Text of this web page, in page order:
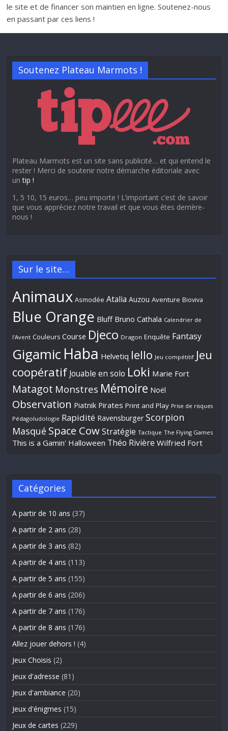
le site et de financer son maintien en ligne. Soutenez-nous
en passant par ces liens !
Soutenez Plateau Marmots !
Plateau Marmots est un site sans publicité… et qui entend le
rester ! Merci de soutenir notre démarche éditoriale avec
untip !
1, 5 10, 15 euros… peu importe ! L’important c’est de savoir
que vous appréciez notre travail et que vous êtes derrière-
nous !
Sur le site…
Animaux Asmodée Atalia Auzou Aventure Bioviva
Blue Orange Bluff Bruno Cathala Calendrier de
l'Avent Couleurs Course Djeco Dragon Enquête Fantasy
Gigamic Haba Helvetiq Iello Jeu compétitif Jeu
coopératif Jouable en solo Loki Marie Fort
Matagot Monstres Mémoire Noël
Observation Piatnik Pirates Print and Play Prise de risques
Pédagoludologie Rapidité Ravensburger Scorpion
Masqué Space Cow Stratégie Tactique The Flying Games
This is a Gamin' Halloween Théo Rivière Wilfried Fort
Catégories
A partir de 10 ans (37)
A partir de 2 ans (28)
A partir de 3 ans (82)
A partir de 4 ans (113)
A partir de 5 ans (155)
A partir de 6 ans (206)
A partir de 7 ans (176)
A partir de 8 ans (176)
Allez jouer dehors ! (4)
Jeux Choisis (2)
Jeux d'adresse (81)
Jeux d'ambiance (20)
Jeux d'énigmes (15)
Jeux de cartes (229)